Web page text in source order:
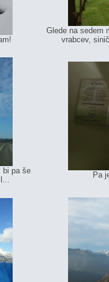
Glede na sedem
vrabcev,
bi pa še
Pa